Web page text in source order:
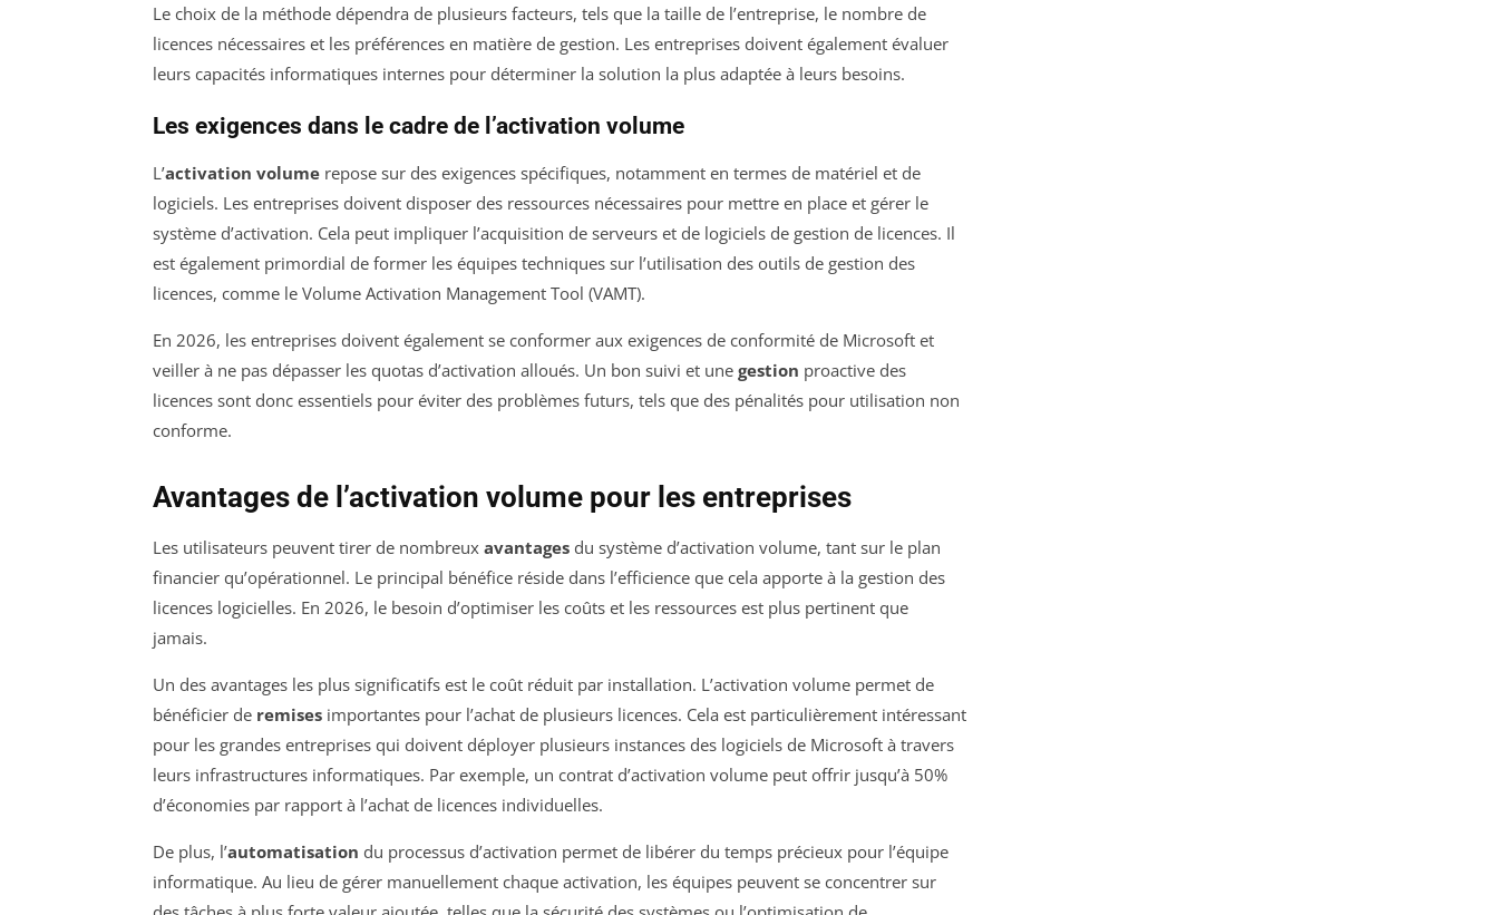
Le choix de la méthode dépendra de plusieurs facteurs, tels que la taille de l’entreprise, le nombre de
licences nécessaires et les préférences en matière de gestion. Les entreprises doivent également évaluer
leurs capacités informatiques internes pour déterminer la solution la plus adaptée à leurs besoins.
Les exigences dans le cadre de l’activation volume
L’activation volume repose sur des exigences spécifiques, notamment en termes de matériel et de
logiciels. Les entreprises doivent disposer des ressources nécessaires pour mettre en place et gérer le
système d’activation. Cela peut impliquer l’acquisition de serveurs et de logiciels de gestion de licences. Il
est également primordial de former les équipes techniques sur l’utilisation des outils de gestion des
licences, comme le Volume Activation Management Tool (VAMT).
En 2026, les entreprises doivent également se conformer aux exigences de conformité de Microsoft et
veiller à ne pas dépasser les quotas d’activation alloués. Un bon suivi et une gestion proactive des
licences sont donc essentiels pour éviter des problèmes futurs, tels que des pénalités pour utilisation non
conforme.
Avantages de l’activation volume pour les entreprises
Les utilisateurs peuvent tirer de nombreux avantages du système d’activation volume, tant sur le plan
financier qu’opérationnel. Le principal bénéfice réside dans l’efficience que cela apporte à la gestion des
licences logicielles. En 2026, le besoin d’optimiser les coûts et les ressources est plus pertinent que
jamais.
Un des avantages les plus significatifs est le coût réduit par installation. L’activation volume permet de
bénéficier de remises importantes pour l’achat de plusieurs licences. Cela est particulièrement intéressant
pour les grandes entreprises qui doivent déployer plusieurs instances des logiciels de Microsoft à travers
leurs infrastructures informatiques. Par exemple, un contrat d’activation volume peut offrir jusqu’à 50%
d’économies par rapport à l’achat de licences individuelles.
De plus, l’automatisation du processus d’activation permet de libérer du temps précieux pour l’équipe
informatique. Au lieu de gérer manuellement chaque activation, les équipes peuvent se concentrer sur